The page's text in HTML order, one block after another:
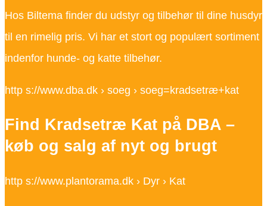
Hos Biltema finder du udstyr og tilbehør til dine husdyr
til en rimelig pris. Vi har et stort og populært sortiment
indenfor hunde- og katte tilbehør.
http s://www.dba.dk › soeg › soeg=kradsetræ+kat
Find Kradsetræ Kat på DBA –
køb og salg af nyt og brugt
http s://www.plantorama.dk › Dyr › Kat